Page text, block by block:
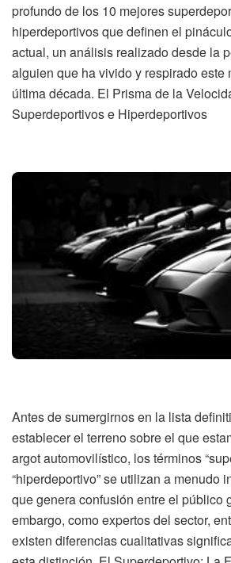
profundo de los 10 mejores
hiperdeportivos que definen el
actual, un análisis realizado desde la
alguien que ha vivido y respirado este
última década. El Prisma de la
Superdeportivos e Hiperdeportivos
Antes de sumergirnos en la lista
establecer el terreno sobre el que
argot automovilístico, los términos
“hiperdeportivo” se utilizan a menudo
que genera confusión entre el público
embargo, como expertos del sector,
existen diferencias cualitativas